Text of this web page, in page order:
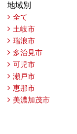
地域別
全て
土岐市
瑞浪市
多治見市
可児市
瀬戸市
恵那市
美濃加茂市